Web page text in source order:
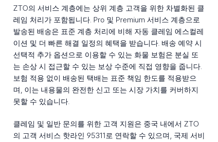
ZTO의 서비스 계층에는 상위 계층 고객을 위한 차별화된 클
레임 처리가 포함됩니다. Pro 및 Premium 서비스 계층으로
발송된 배송은 표준 계층 처리에 비해 자동 클레임 에스컬레
이션 및 더 빠른 해결 일정의 혜택을 받습니다. 배송 예약 시
선택적 추가 옵션으로 이용할 수 있는 화물 보험은 분실 또
는 손상 시 접근할 수 있는 보상 수준에 직접 영향을 줍니다.
보험 적용 없이 배송된 택배는 표준 책임 한도를 적용받으
며, 이는 내용물의 완전한 신고 또는 시장 가치를 커버하지
못할 수 있습니다.
클레임 및 일반 문의를 위한 고객 지원은 중국 내에서 ZTO
의 고객 서비스 핫라인 95311로 연락할 수 있으며, 국제 서비